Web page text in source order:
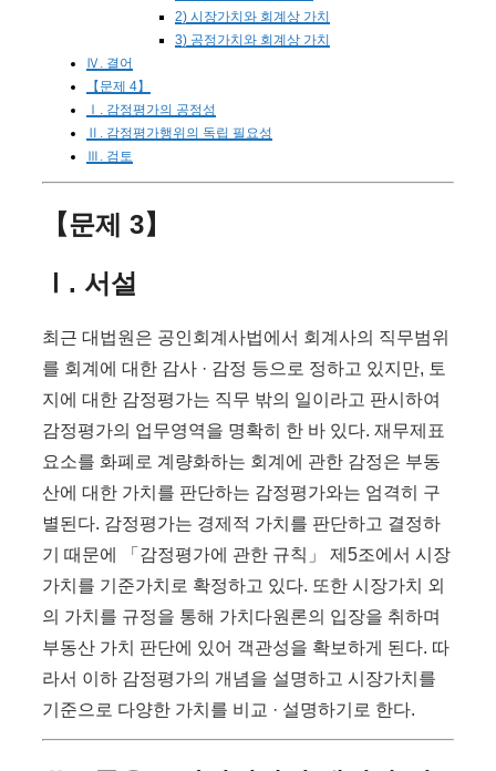
2) 시장가치와 회계상 가치
3) 공정가치와 회계상 가치
Ⅳ. 결어
【문제 4】
Ⅰ. 감정평가의 공정성
Ⅱ. 감정평가행위의 독립 필요성
Ⅲ. 검토
【문제 3】
Ⅰ. 서설
최근 대법원은 공인회계사법에서 회계사의 직무범위
를 회계에 대한 감사 · 감정 등으로 정하고 있지만, 토
지에 대한 감정평가는 직무 밖의 일이라고 판시하여
감정평가의 업무영역을 명확히 한 바 있다. 재무제표
요소를 화폐로 계량화하는 회계에 관한 감정은 부동
산에 대한 가치를 판단하는 감정평가와는 엄격히 구
별된다. 감정평가는 경제적 가치를 판단하고 결정하
기 때문에 「감정평가에 관한 규칙」 제5조에서 시장
가치를 기준가치로 확정하고 있다. 또한 시장가치 외
의 가치를 규정을 통해 가치다원론의 입장을 취하며
부동산 가치 판단에 있어 객관성을 확보하게 된다. 따
라서 이하 감정평가의 개념을 설명하고 시장가치를
기준으로 다양한 가치를 비교 · 설명하기로 한다.